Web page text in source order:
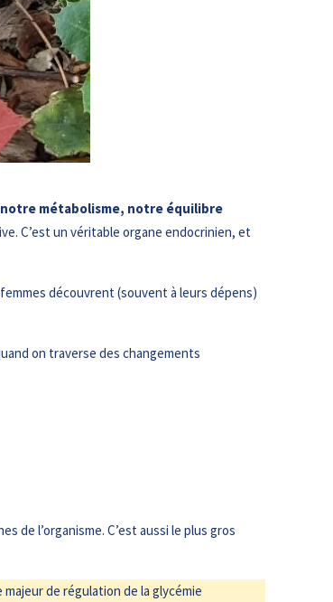
métabolisme, notre équilibre
C’est un véritable organe endocrinien, et
découvrent (souvent à leurs dépens)
on traverse des changements
de l’organisme. C’est aussi le plus gros
majeur de régulation de la glycémie